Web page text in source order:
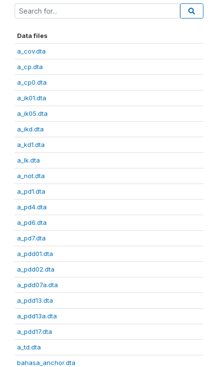
Data files
a_cov.dta
a_cp.dta
a_cp0.dta
a_ik01.dta
a_ik05.dta
a_ikd.dta
a_kd1.dta
a_lk.dta
a_not.dta
a_pd1.dta
a_pd4.dta
a_pd6.dta
a_pd7.dta
a_pdd01.dta
a_pdd02.dta
a_pdd07a.dta
a_pdd13.dta
a_pdd13a.dta
a_pdd17.dta
a_td.dta
bahasa_anchor.dta